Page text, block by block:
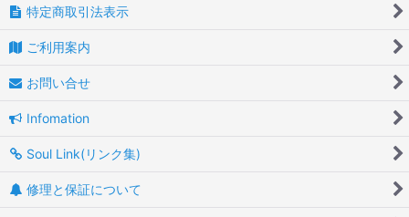
特定商取引法表示
ご利用案内
お問い合せ
Infomation
Soul Link(リンク集)
修理と保証について